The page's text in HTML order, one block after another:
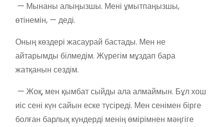
— Мынаны алыңызшы. Мені ұмытпаңызшы,
өтінемін, — деді.
Оның көздері жасаурай бастады. Мен не
айтарымды білмедім. Жүрегім мұздап бара
жатқанын сездім.
— Жоқ, мен қымбат сыйды ала алмаймын. Бұл хош
иіс сені күн сайын еске түсіреді. Мен сенімен бірге
болған барлық күндерді менің өмірімнен мәңгіге